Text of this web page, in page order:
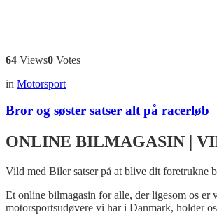
64 Views0 Votes
in Motorsport
Bror og søster satser alt på racerløb
ONLINE BILMAGASIN |
Vild med Biler satser på at blive dit foretrukne
Et online bilmagasin for alle, der ligesom os er
motorsportsudøvere vi har i Danmark, holder